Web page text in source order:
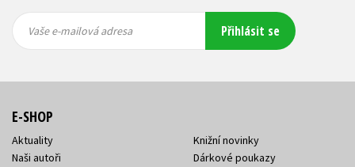
mailová
mailová
Vaše e-mailová adresa Přihlásit se
E-SHOP
Aktuality
Naši autoři
Knižní novinky
Dárkové poukazy